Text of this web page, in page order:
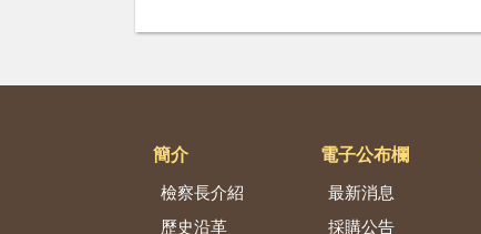
簡介
檢察長介紹
歷史沿革
電子公布欄
最新消息
採購公告